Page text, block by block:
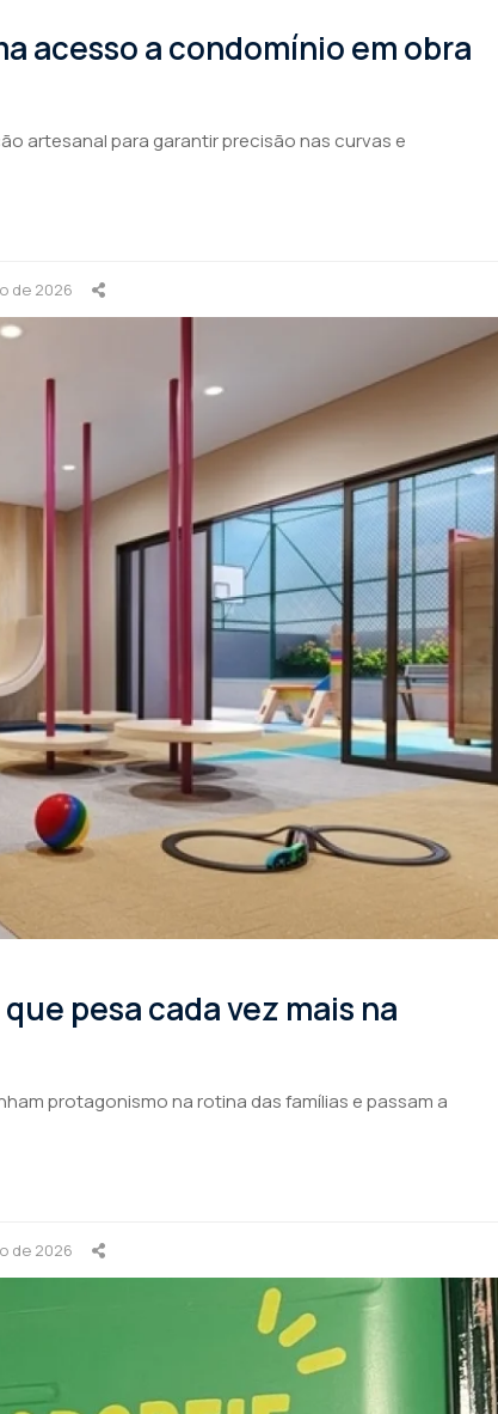
acesso a condomínio em obra
artesanal para garantir precisão nas curvas e
de 2026
pesa cada vez mais na
protagonismo na rotina das famílias e passam a
de 2026